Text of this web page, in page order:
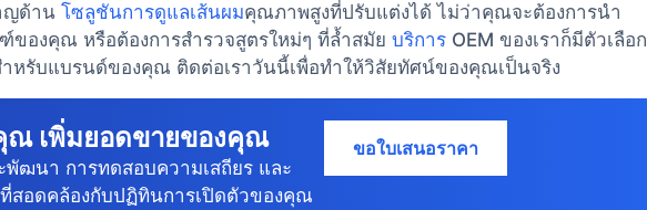
ญด้าน โซลูชันการดูแลเส้นผมคุณภาพสูงที่ปรับแต่งได้ ไม่ว่าคุณจะต้องการนำ
องคุณ หรือต้องการสำรวจสูตรใหม่ๆ ที่ล้ำสมัย บริการ OEM ของเราก็มีตัวเลือก
หรับแบรนด์ของคุณ ติดต่อเราวันนี้เพื่อทำให้วิสัยทัศน์ของคุณเป็นจริง
ณ เพิ่มยอดขายของคุณ
ฒนา การทดสอบความเสถียร และ
อดคล้องกับปฏิทินการเปิดตัวของคุณ
ขอใบเสนอราคา